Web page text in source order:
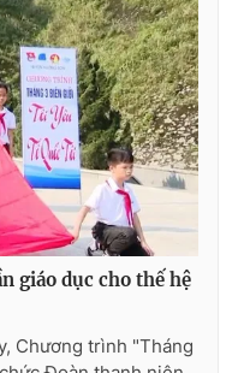
355 932
897
giáo dục cho thế hệ
Chương trình "Tháng